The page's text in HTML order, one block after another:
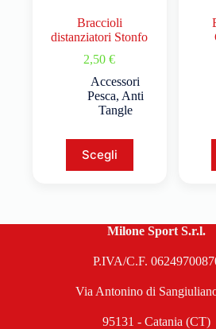
Braccioli
distanziatori Stonfo
2,50€
Accessori
Pesca, Anti
Tangle
Scegli
Milone Sport S.r.l.
P.IVA/C.F.
Via Antonino di
95131 - Catania (CT)